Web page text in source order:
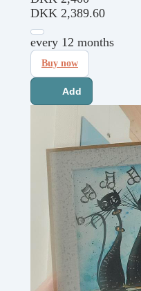
DKK 2,389.60
every 12 months
Buy now
Add